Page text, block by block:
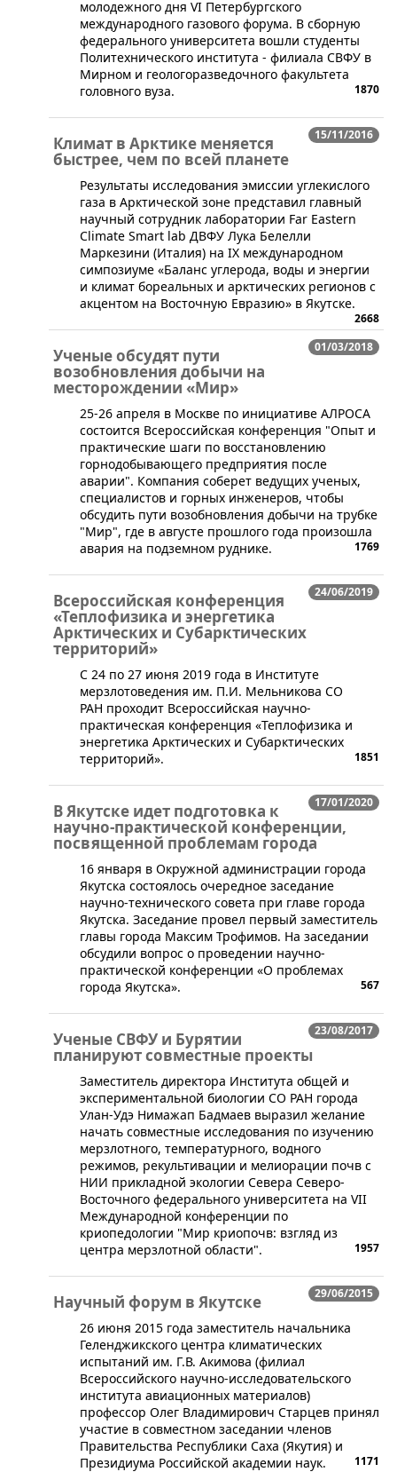
молодежного дня VI Петербургского
международного газового форума. В сборную
федерального университета вошли студенты
Политехнического института - филиала СВФУ в
Мирном и геологоразведочного факультета
головного вуза.
1870
15/11/2016
Климат в Арктике меняется
быстрее, чем по всей планете
Результаты исследования эмиссии углекислого
газа в Арктической зоне представил главный
научный сотрудник лаборатории Far Eastern
Climate Smart lab ДВФУ Лука Белелли
Маркезини (Италия) на IX международном
симпозиуме «Баланс углерода, воды и энергии
и климат бореальных и арктических регионов с
акцентом на Восточную Евразию» в Якутске.
2668
01/03/2018
Ученые обсудят пути
возобновления добычи на
месторождении «Мир»
​25-26 апреля в Москве по инициативе АЛРОСА
состоится Всероссийская конференция "Опыт и
практические шаги по восстановлению
горнодобывающего предприятия после
аварии". Компания соберет ведущих ученых,
специалистов и горных инженеров, чтобы
обсудить пути возобновления добычи на трубке
"Мир", где в августе прошлого года произошла
авария на подземном руднике.
1769
24/06/2019
Всероссийская конференция
«Теплофизика и энергетика
Арктических и Субарктических
территорий»
​С 24 по 27 июня 2019 года в Институте
мерзлотоведения им. П.И. Мельникова СО
РАН проходит Всероссийская научно-
практическая конференция «Теплофизика и
энергетика Арктических и Субарктических
территорий».
1851
17/01/2020
В Якутске идет подготовка к
научно-практической конференции,
посвященной проблемам города
​16 января в Окружной администрации города
Якутска состоялось очередное заседание
научно-технического совета при главе города
Якутска. Заседание провел первый заместитель
главы города Максим Трофимов. На заседании
обсудили вопрос о проведении научно-
практической конференции «О проблемах
города Якутска».
567
23/08/2017
Ученые СВФУ и Бурятии
планируют совместные проекты
​Заместитель директора Института общей и
экспериментальной биологии СО РАН города
Улан-Удэ Нимажап Бадмаев выразил желание
начать совместные исследования по изучению
мерзлотного, температурного, водного
режимов, рекультивации и мелиорации почв с
НИИ прикладной экологии Севера Северо-
Восточного федерального университета на VII
Международной конференции по
криопедологии "Мир криопочв: взгляд из
центра мерзлотной области".
1957
29/06/2015
Научный форум в Якутске
​26 июня 2015 года заместитель начальника
Геленджикского центра климатических
испытаний им. Г.В. Акимова (филиал
Всероссийского научно-исследовательского
института авиационных материалов)
профессор Олег Владимирович Старцев принял
участие в совместном заседании членов
Правительства Республики Саха (Якутия) и
Президиума Российской академии наук.
1171